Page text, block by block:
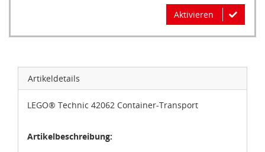
Aktivieren
Artikeldetails
LEGO® Technic 42062 Container-Transport
Artikelbeschreibung: